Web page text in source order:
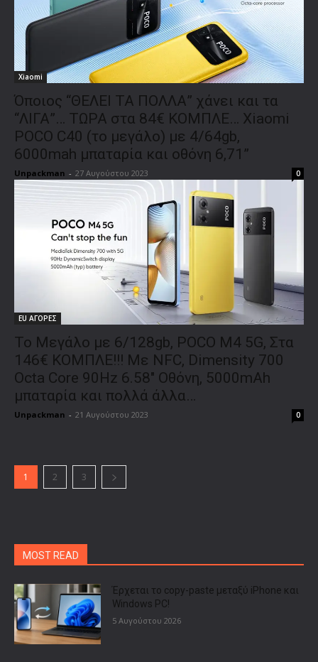
Xiaomi
Όποιος “ΘΕΛΕΙ ΤΑ ΠΟΛΛΑ” χάνει και τα
“ΛΙΓΑ”… ΤΩΡΑ στα 84€ ΚΟΜΠΛΕ… Xiaomi
POCO C40 (το μεγάλο) με 4/64gb,
6000mah μπαταρία και οθόνη 6,71”
Unpackman - 27 Αυγούστου 2023 0
EU ΑΓΟΡΕΣ
Το Μεγάλο με 6/128gb, POCO M4 5G, Στα
146€ ΚΟΜΠΛΕ!!! Με NFC, Dimensity 700
Octa Core 90Hz 6.58″ Οθόνη, 5000mAh
μπαταρία και πολλά άλλα…
Unpackman - 21 Αυγούστου 2023 0
1 2 3
MOST READ
Έρχεται το copy-paste μεταξύ iPhone και
Windows PC!
5 Αυγούστου 2026